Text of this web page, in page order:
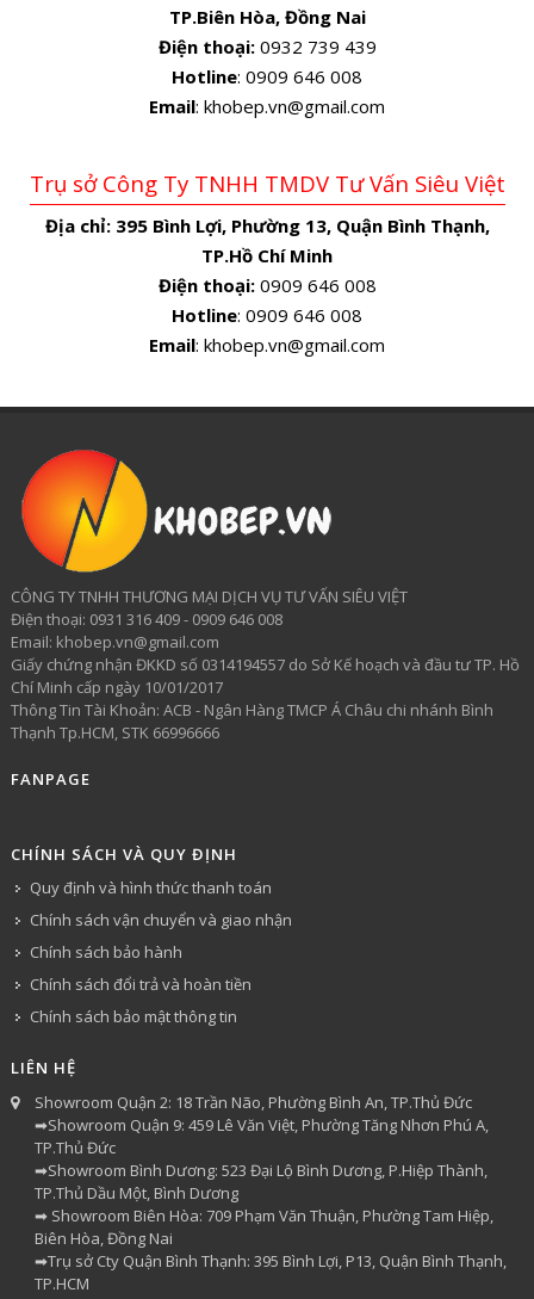
TP.Biên Hòa, Đồng Nai
Điện thoại:0932 739 439
Hotline: 0909 646 008
Email: khobep.vn@gmail.com
Trụ sở Công Ty TNHH TMDV Tư Vấn Siêu Việt
Địa chỉ: 395 Bình Lợi, Phường 13, Quận Bình Thạnh,
TP.Hồ Chí Minh
Điện thoại:0909 646 008
Hotline: 0909 646 008
Email: khobep.vn@gmail.com
CÔNG TY TNHH THƯƠNG MẠI DỊCH VỤ TƯ VẤN SIÊU VIỆT
​Điện thoại: 0931 316 409 - 0909 646 008
Email: khobep.vn@gmail.com
Giấy chứng nhận ĐKKD số 0314194557 do Sở Kế hoạch và đầu tư TP. Hồ
Chí Minh cấp ngày 10/01/2017
Thông Tin Tài Khoản: ACB - Ngân Hàng TMCP Á Châu chi nhánh Bình
Thạnh Tp.HCM, STK 66996666
FANPAGE
CHÍNH SÁCH VÀ QUY ĐỊNH
Quy định và hình thức thanh toán
Chính sách vận chuyển và giao nhận
Chính sách bảo hành
Chính sách đổi trả và hoàn tiền
Chính sách bảo mật thông tin
LIÊN HỆ
Showroom Quận 2: 18 Trần Não, Phường Bình An, TP.Thủ Đức
➡Showroom Quận 9: 459 Lê Văn Việt, Phường Tăng Nhơn Phú A,
TP.Thủ Đức
➡Showroom Bình Dương: 523 Đại Lộ Bình Dương, P.Hiệp Thành,
TP.Thủ Dầu Một, Bình Dương
➡ Showroom Biên Hòa: 709 Phạm Văn Thuận, Phường Tam Hiệp,
Biên Hòa, Đồng Nai
➡Trụ sở Cty Quận Bình Thạnh: 395 Bình Lợi, P13, Quận Bình Thạnh,
TP.HCM